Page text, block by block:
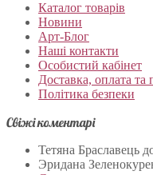
Каталог товарів
Новини
Арт-Блог
Наші контакти
Особистий кабінет
Доставка, оплата та
Політика безпеки
Свіжі коментарі
Тетяна Браславець
Эридана